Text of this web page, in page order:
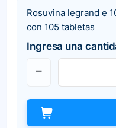
Rosuvina legrand e
con 105 tabletas
Ingresa una